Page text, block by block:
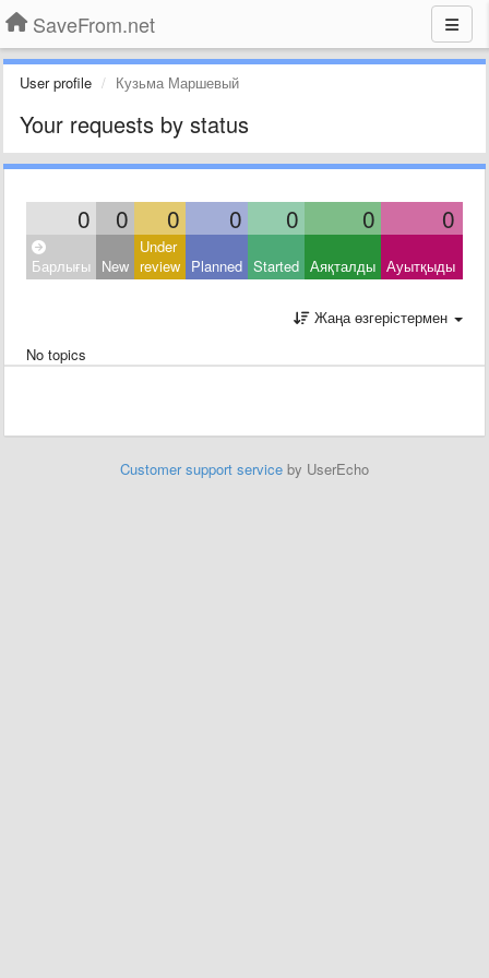
SaveFrom.net
User profile Кузьма Маршевый
Your requests by status
0 0 0 0 0 0 0
Барлығы New
Under
review Planned Started Аяқталды Ауытқыды
Жаңа өзгерістермен
No topics
Customer support service by UserEcho